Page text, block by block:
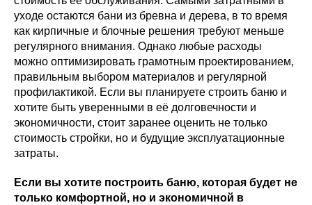
уходе остаются бани из бревна и дерева, в то время
как кирпичные и блочные решения требуют меньше
регулярного внимания. Однако любые расходы
можно оптимизировать грамотным проектированием,
правильным выбором материалов и регулярной
профилактикой. Если вы планируете строить баню и
хотите быть уверенными в её долговечности и
экономичности, стоит заранее оценить не только
стоимость стройки, но и будущие эксплуатационные
затраты.
Если вы хотите построить баню, которая будет не
только комфортной, но и экономичной в